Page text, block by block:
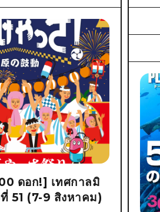
ดอก!] เทศกาลมิ
51 (7-9 สิงหาคม)